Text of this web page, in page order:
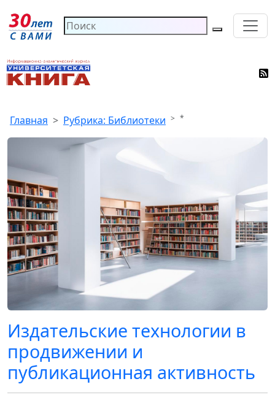
Главная Рубрика: Библиотеки *
Издательские технологии в
продвижении и
публикационная активность